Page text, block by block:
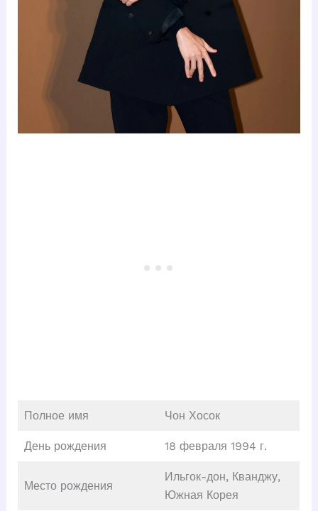
Полное имя Чон Хосок
День рождения 18 февраля 1994 г.
Место рождения
Ильгок-дон, Кванджу,
Южная Корея